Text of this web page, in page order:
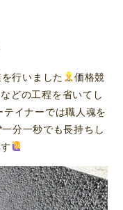
行いました
価格競
どの工程を省いてし
イナーでは職人魂を
一分一秒でも長持ちし